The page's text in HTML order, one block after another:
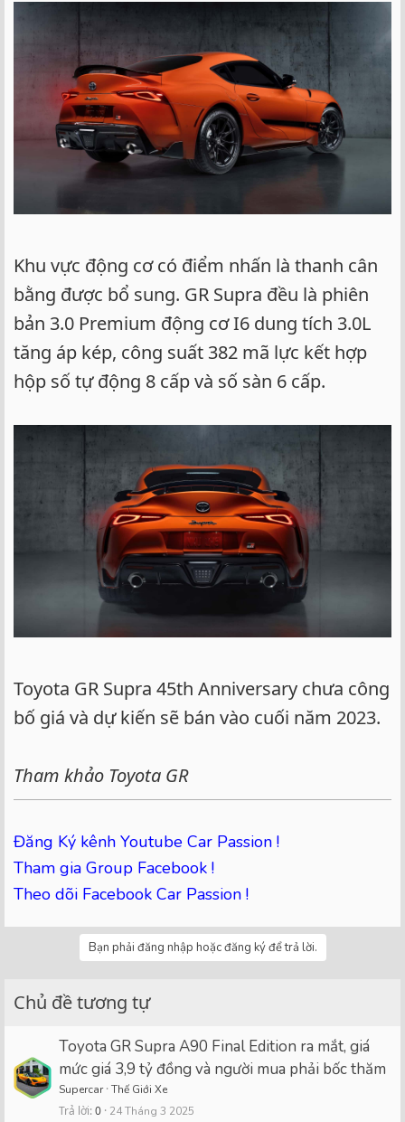
Khu vực động cơ có điểm nhấn là thanh cân
bằng được bổ sung. GR Supra đều là phiên
bản 3.0 Premium động cơ I6 dung tích 3.0L
tăng áp kép, công suất 382 mã lực kết hợp
hộp số tự động 8 cấp và số sàn 6 cấp.
Toyota GR Supra 45th Anniversary chưa công
bố giá và dự kiến sẽ bán vào cuối năm 2023.
Tham khảo Toyota GR
Đăng Ký kênh Youtube Car Passion !
Tham gia Group Facebook !
Theo dõi Facebook Car Passion !
Bạn phải đăng nhập hoặc đăng ký để trả lời.
Chủ đề tương tự
Toyota GR Supra A90 Final Edition ra mắt, giá
mức giá 3,9 tỷ đồng và người mua phải bốc thăm
Supercar Thế Giới Xe
Trả lời 0 24 Tháng 3 2025